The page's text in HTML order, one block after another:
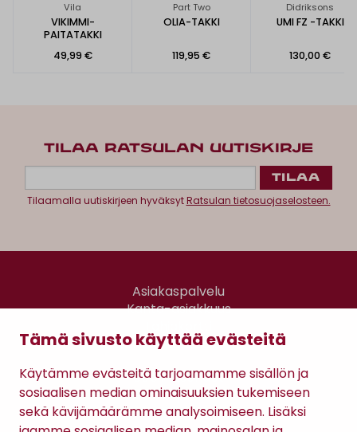
Tämä sivusto käyttää evästeitä
Käytämme evästeitä tarjoamamme sisällön ja
sosiaalisen median ominaisuuksien tukemiseen
sekä kävijämäärämme analysoimiseen. Lisäksi
Vila
VIKIMMI-
PAITATAKKI
49,99 €
Part Two
OLIA-TAKKI
119,95 €
Didriksons
UMI FZ -TAKKI
130,00 €
TILAA RATSULAN UUTISKIRJE
Tilaamalla uutiskirjeen hyväksytRatsulan tietosuojaselosteen.
Asiakaspalvelu
Kanta-asiakkuus
Gomee Ratsula Café
Sopimusehdot
Tietosuojaseloste
Maksutavat